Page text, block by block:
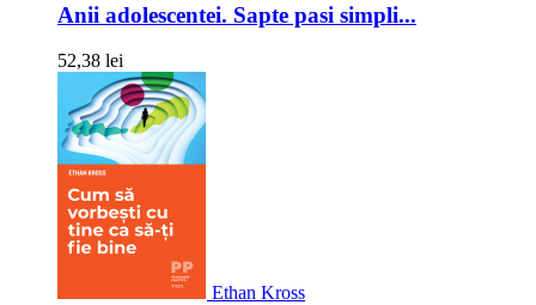
Anii adolescentei. Sapte pasi simpli...
52,38 lei
Ethan Kross